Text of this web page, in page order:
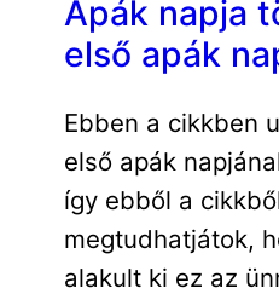
Apák napja
első apák
Ebben a cikkben
első apák
így ebből a
megtudhatjátok,
alakult ki ez az